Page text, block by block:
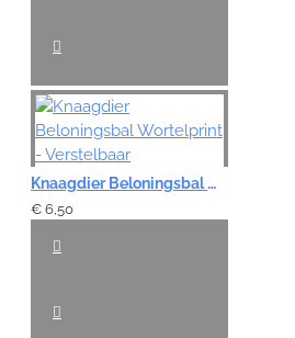
Knaagdier Beloningsbal Wortelprint - Verstelbaar
€ 6,50